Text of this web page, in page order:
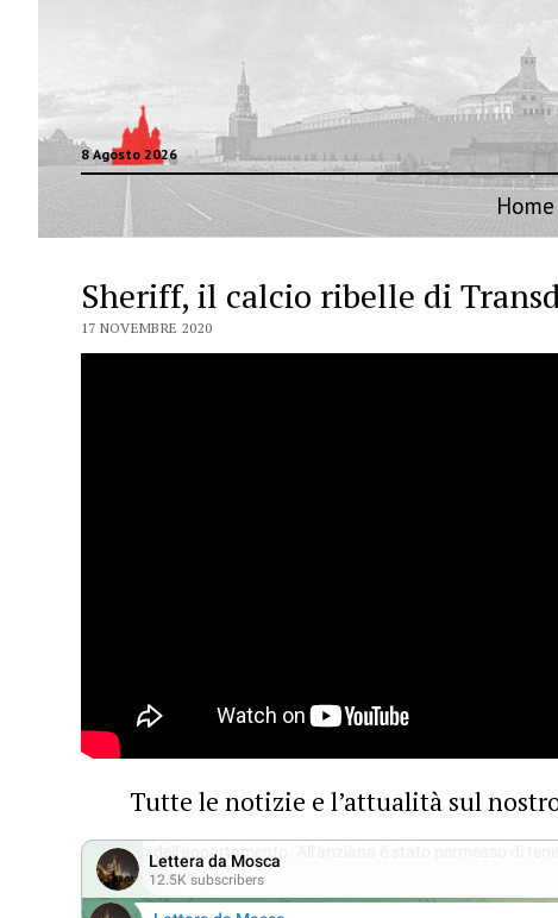
8 Agosto 2026
Home
Sheriff, il calcio ribelle di
17 NOVEMBRE 2020
Tutte le notizie e l’attualità sul